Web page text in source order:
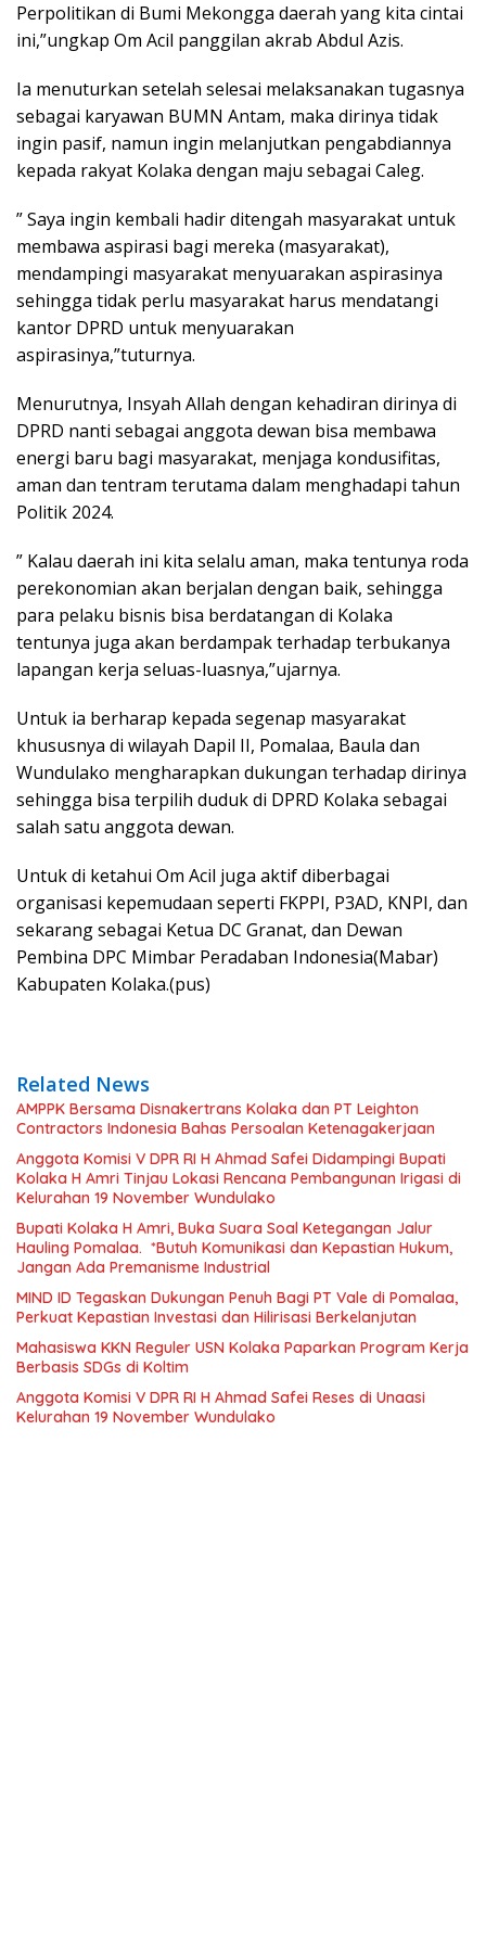
Perpolitikan di Bumi Mekongga daerah yang kita cintai
ini,”ungkap Om Acil panggilan akrab Abdul Azis.
Ia menuturkan setelah selesai melaksanakan tugasnya
sebagai karyawan BUMN Antam, maka dirinya tidak
ingin pasif, namun ingin melanjutkan pengabdiannya
kepada rakyat Kolaka dengan maju sebagai Caleg.
” Saya ingin kembali hadir ditengah masyarakat untuk
membawa aspirasi bagi mereka (masyarakat),
mendampingi masyarakat menyuarakan aspirasinya
sehingga tidak perlu masyarakat harus mendatangi
kantor DPRD untuk menyuarakan
aspirasinya,”tuturnya.
Menurutnya, Insyah Allah dengan kehadiran dirinya di
DPRD nanti sebagai anggota dewan bisa membawa
energi baru bagi masyarakat, menjaga kondusifitas,
aman dan tentram terutama dalam menghadapi tahun
Politik 2024.
” Kalau daerah ini kita selalu aman, maka tentunya roda
perekonomian akan berjalan dengan baik, sehingga
para pelaku bisnis bisa berdatangan di Kolaka
tentunya juga akan berdampak terhadap terbukanya
lapangan kerja seluas-luasnya,”ujarnya.
Untuk ia berharap kepada segenap masyarakat
khususnya di wilayah Dapil II, Pomalaa, Baula dan
Wundulako mengharapkan dukungan terhadap dirinya
sehingga bisa terpilih duduk di DPRD Kolaka sebagai
salah satu anggota dewan.
Untuk di ketahui Om Acil juga aktif diberbagai
organisasi kepemudaan seperti FKPPI, P3AD, KNPI, dan
sekarang sebagai Ketua DC Granat, dan Dewan
Pembina DPC Mimbar Peradaban Indonesia(Mabar)
Kabupaten Kolaka.(pus)
Related News
AMPPK Bersama Disnakertrans Kolaka dan PT Leighton
Contractors Indonesia Bahas Persoalan Ketenagakerjaan
Anggota Komisi V DPR RI H Ahmad Safei Didampingi Bupati
Kolaka H Amri Tinjau Lokasi Rencana Pembangunan Irigasi di
Kelurahan 19 November Wundulako
Bupati Kolaka H Amri, Buka Suara Soal Ketegangan Jalur
Hauling Pomalaa. *Butuh Komunikasi dan Kepastian Hukum,
Jangan Ada Premanisme Industrial
MIND ID Tegaskan Dukungan Penuh Bagi PT Vale di Pomalaa,
Perkuat Kepastian Investasi dan Hilirisasi Berkelanjutan
Mahasiswa KKN Reguler USN Kolaka Paparkan Program Kerja
Berbasis SDGs di Koltim
Anggota Komisi V DPR RI H Ahmad Safei Reses di Unaasi
Kelurahan 19 November Wundulako